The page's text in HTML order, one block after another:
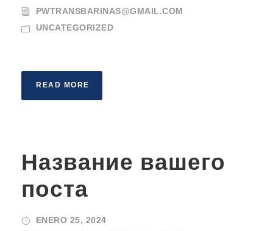
PWTRANSBARINAS@GMAIL.COM
UNCATEGORIZED
READ MORE
Название вашего
поста
ENERO 25, 2024